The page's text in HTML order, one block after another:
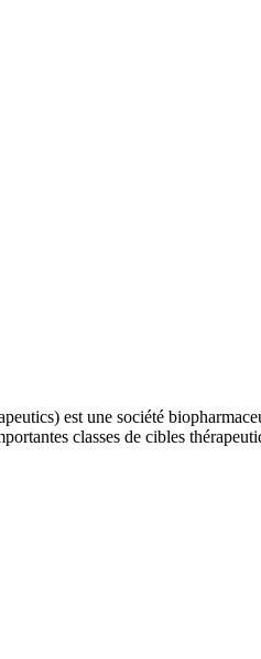
est une société
classes de cibles